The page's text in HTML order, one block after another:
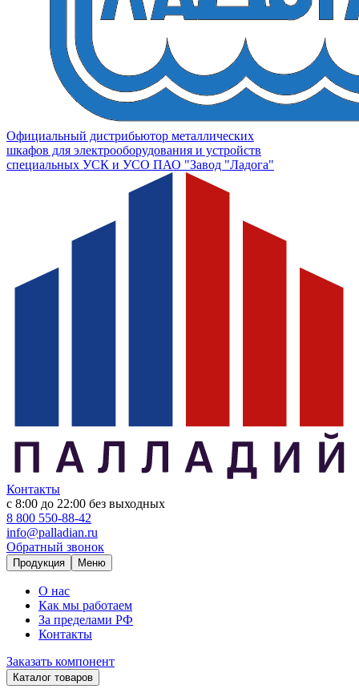
Официальный дистрибьютор металлических
шкафов для электрооборудования и устройств
специальных УСК и УСО ПАО "Завод "Ладога"
Контакты
с 8:00 до 22:00 без выходных
8 800 550-88-42
info@palladian.ru
Обратный звонок
Продукция Меню
О нас
Как мы работаем
За пределами РФ
Контакты
Заказать компонент
Каталог товаров